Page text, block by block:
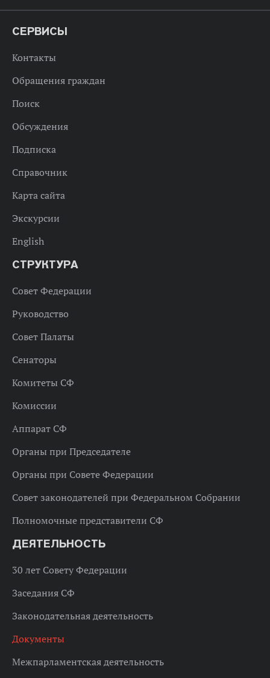
СЕРВИСЫ
Контакты
Обращения граждан
Поиск
Обсуждения
Подписка
Справочник
Карта сайта
Экскурсии
English
СТРУКТУРА
Совет Федерации
Руководство
Совет Палаты
Сенаторы
Комитеты СФ
Комиссии
Аппарат СФ
Органы при Председателе
Органы при Совете Федерации
Совет законодателей при Федеральном Собрании
Полномочные представители СФ
ДЕЯТЕЛЬНОСТЬ
30 лет Совету Федерации
Заседания СФ
Законодательная деятельность
Документы
Межпарламентская деятельность